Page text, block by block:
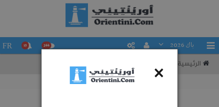
باك 2026 266
15
FR
الرئيسية تقييم حظوظك في التوجيه إلى شعبة ما×